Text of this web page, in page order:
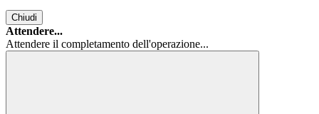
Chiudi
Attendere...
Attendere il completamento dell'operazione...